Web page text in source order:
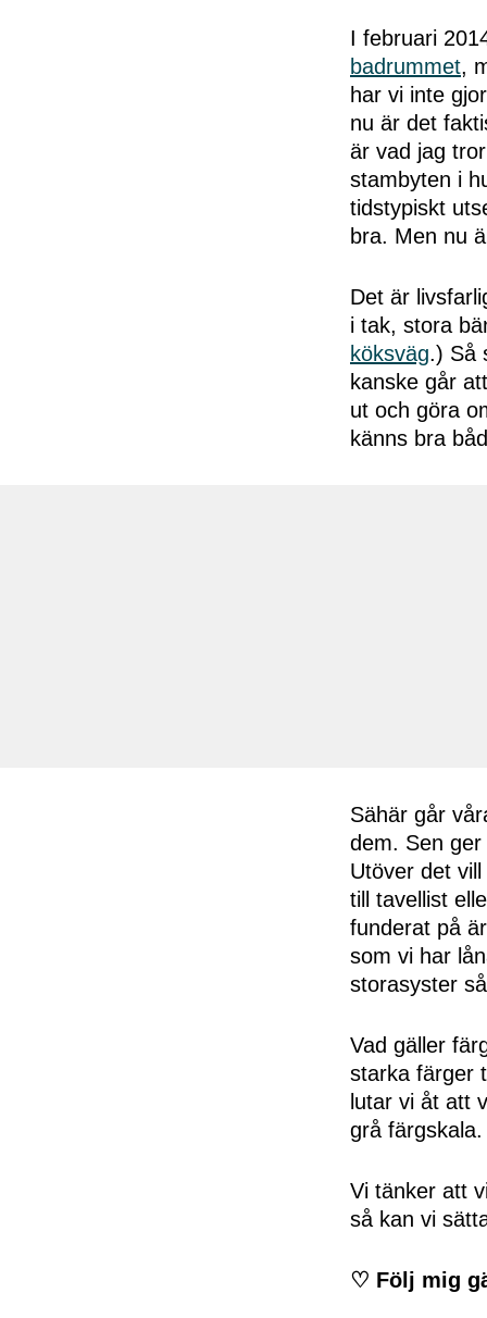
I februari
badrummet,
har vi inte
nu är det
är vad jag
stambyten i
tidstypiskt
bra. Men nu
Det är
i tak, stora
köksväg.) Så
kanske går
ut och göra
känns bra
Sähär går
dem. Sen
Utöver det
till tavellist
funderat på
som vi har
storasyster
Vad gäller
starka färger
lutar vi åt att
grå
Vi tänker att
så kan vi
♡ Följ mig